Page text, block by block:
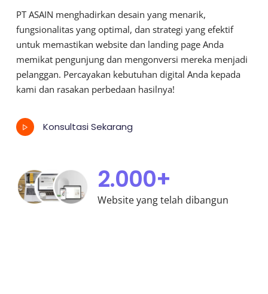
PT ASAIN menghadirkan desain yang menarik,
fungsionalitas yang optimal, dan strategi yang efektif
untuk memastikan website dan landing page Anda
memikat pengunjung dan mengonversi mereka menjadi
pelanggan. Percayakan kebutuhan digital Anda kepada
kami dan rasakan perbedaan hasilnya!
Konsultasi Sekarang
2.000+
Website yang telah dibangun